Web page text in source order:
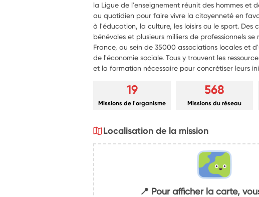
la Ligue de l'enseignement réunit des hommes et
au quotidien pour faire vivre la citoyenneté en
à l'éducation, la culture, les loisirs ou le sport. Des
bénévoles et plusieurs milliers de professionnels
France, au sein de 35000 associations locales et
de l'économie sociale. Tous y trouvent les
et la formation nécessaire pour concrétiser leurs
19
Missions de l'organisme
568
Missions du réseau
Localisation de la mission
📍 Pour afficher la carte,